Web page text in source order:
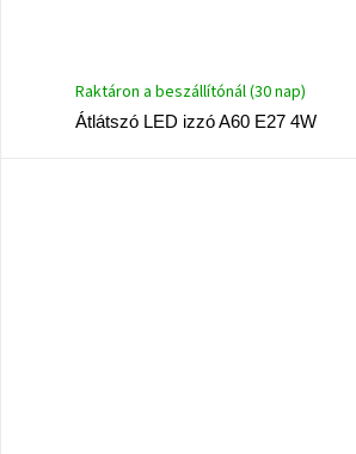
Átlátszó LED izzó A60 E27 4W
Raktáron a beszállítónál (30 nap)